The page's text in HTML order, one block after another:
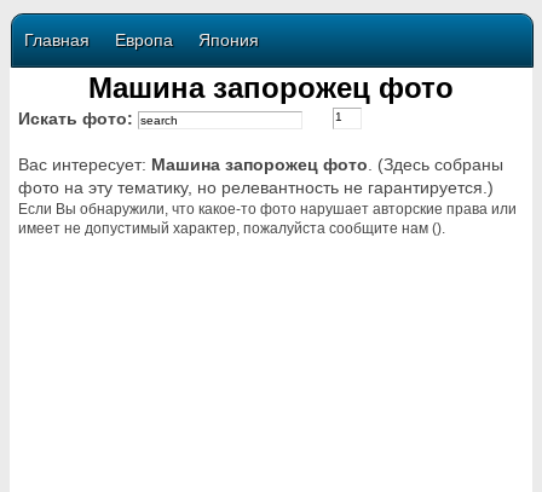
Главная Европа Япония
Машина запорожец фото
Искать фото:
Вас интересует: Машина запорожец фото . (Здесь собраны
фото на эту тематику, но релевантность не гарантируется.)
Если Вы обнаружили, что какое-то фото нарушает авторские права или
имеет не допустимый характер, пожалуйста сообщите нам ().